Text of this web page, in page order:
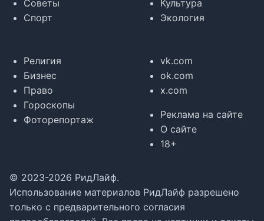
Советы
Спорт
Культура
Экология
Религия
Бизнес
Право
Гороскопы
Фоторепортаж
vk.com
ok.com
x.com
Реклама на сайте
О сайте
18+
© 2023-2026 РидЛайф.
Использование материалов РидЛайф разрешено
только с предварительного согласия